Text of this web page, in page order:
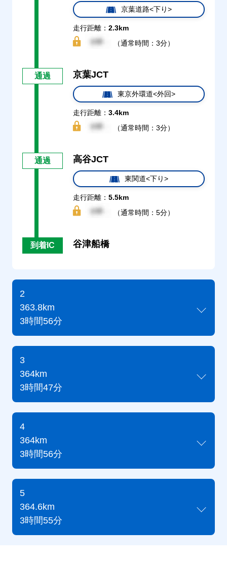
京葉道路<下り>
走行距離： 2.3km
（通常時間：3分）
通過 京葉JCT
東京外環道<外回>
走行距離： 3.4km
（通常時間：3分）
通過 高谷JCT
東関道<下り>
走行距離： 5.5km
（通常時間：5分）
到着IC 谷津船橋
2
363.8km
3時間56分
3
364km
3時間47分
4
364km
3時間56分
5
364.6km
3時間55分